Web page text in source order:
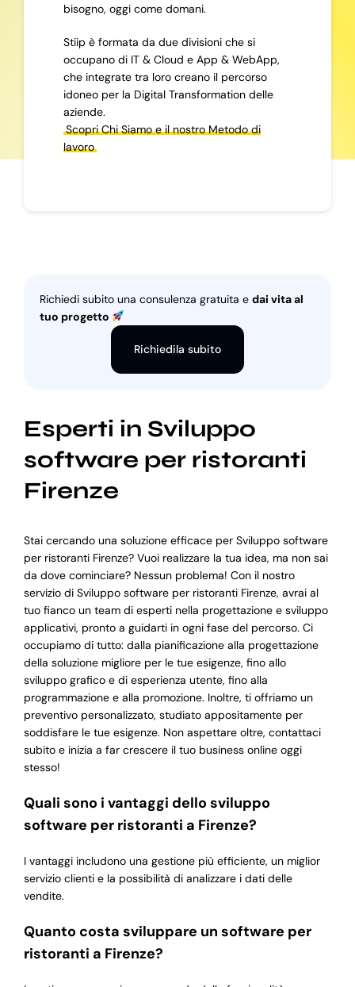
bisogno, oggi come domani.
Stiip è formata da due divisioni che si
occupano di IT & Cloud e App & WebApp,
che integrate tra loro creano il percorso
idoneo per la Digital Transformation delle
aziende.
Scopri Chi Siamo e il nostro Metodo di
lavoro
Richiedi subito una consulenza gratuita e dai vita al
tuo progetto
Richiedila subito
Esperti in Sviluppo
software per ristoranti
Firenze
Stai cercando una soluzione efficace per Sviluppo software
per ristoranti Firenze? Vuoi realizzare la tua idea, ma non sai
da dove cominciare? Nessun problema! Con il nostro
servizio di Sviluppo software per ristoranti Firenze, avrai al
tuo fianco un team di esperti nella progettazione e sviluppo
applicativi, pronto a guidarti in ogni fase del percorso. Ci
occupiamo di tutto: dalla pianificazione alla progettazione
della soluzione migliore per le tue esigenze, fino allo
sviluppo grafico e di esperienza utente, fino alla
programmazione e alla promozione. Inoltre, ti offriamo un
preventivo personalizzato, studiato appositamente per
soddisfare le tue esigenze. Non aspettare oltre, contattaci
subito e inizia a far crescere il tuo business online oggi
stesso!
Quali sono i vantaggi dello sviluppo
software per ristoranti a Firenze?
I vantaggi includono una gestione più efficiente, un miglior
servizio clienti e la possibilità di analizzare i dati delle
vendite.
Quanto costa sviluppare un software per
ristoranti a Firenze?